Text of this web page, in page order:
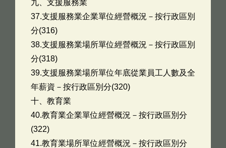
九、支援服務業
37.支援服務業企業單位經營概況－按行政區別
分(316)
38.支援服務業場所單位經營概況－按行政區別
分(318)
39.支援服務業場所單位年底從業員工人數及全
年薪資－按行政區別分(320)
十、教育業
40.教育業企業單位經營概況－按行政區別分
(322)
41.教育業場所單位經營概況－按行政區別分